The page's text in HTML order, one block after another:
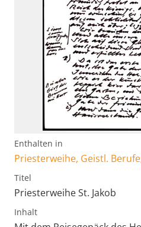
Enthalten in
Priesterweihe, Geistl.
Titel
Priesterweihe St. Jakob
Inhalt